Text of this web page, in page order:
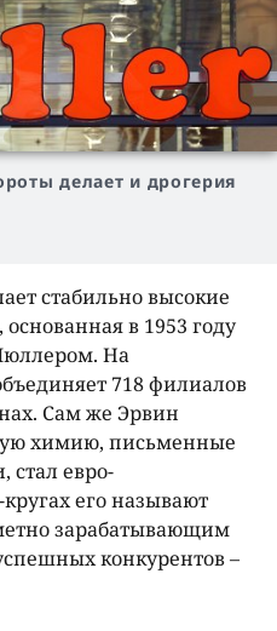
делает и дрогерия
стабильно высокие
, основанная в 1953 году
На
718 филиалов
Сам же Эрвин
химию, письменные
стал евро-
его называют
зарабатывающим
конкурентов –